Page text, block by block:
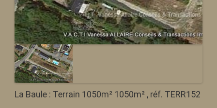
La Baule : Terrain 1050m² 1050m² , réf. TERR152